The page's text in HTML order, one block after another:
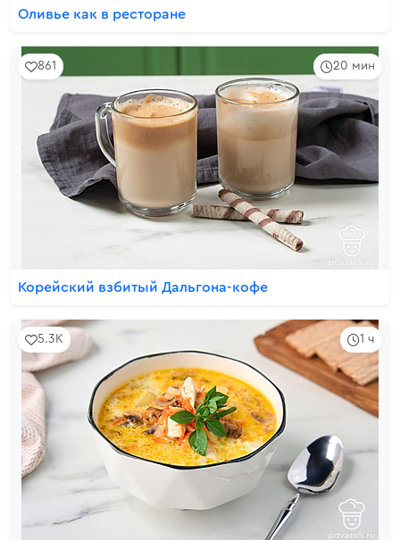
Оливье как в ресторане
20 мин
861
Корейский взбитый Дальгона-кофе
1 ч
5.3K